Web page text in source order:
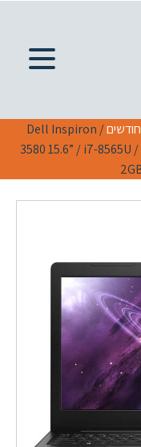
/ Dell Inspiron
3580 15.6” / i7-8565U